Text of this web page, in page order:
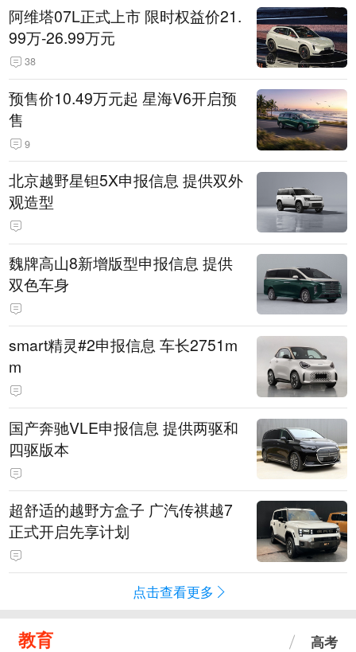
阿维塔07L正式上市 限时权益价21.
99万-26.99万元
38
预售价10.49万元起 星海V6开启预
售
9
北京越野星钽5X申报信息 提供双外
观造型
魏牌高山8新增版型申报信息 提供
双色车身
smart精灵#2申报信息 车长2751m
m
国产奔驰VLE申报信息 提供两驱和
四驱版本
超舒适的越野方盒子 广汽传祺越7
正式开启先享计划
点击查看更多
教育 高考